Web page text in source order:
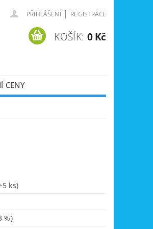
PŘIHLÁŠENÍ | REGISTRACE
KOŠÍK: 0 Kč
CENY
ks)
%)